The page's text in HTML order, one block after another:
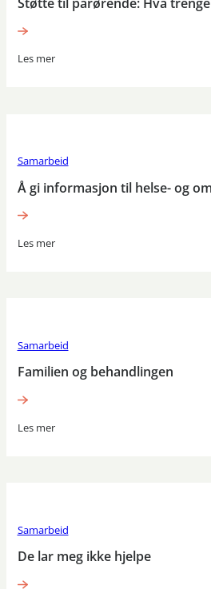
Les mer
Samarbeid
Å gi informasjon til helse- og
Les mer
Samarbeid
Familien og behandlingen
Les mer
Samarbeid
De lar meg ikke hjelpe